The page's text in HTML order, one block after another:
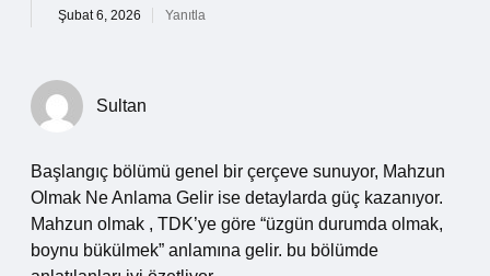
Şubat 6, 2026 Yanıtla
Sultan
Başlangıç bölümü genel bir çerçeve sunuyor, Mahzun
Olmak Ne Anlama Gelir ise detaylarda güç kazanıyor.
Mahzun olmak , TDK’ye göre “üzgün durumda olmak,
boynu bükülmek” anlamına gelir. bu bölümde